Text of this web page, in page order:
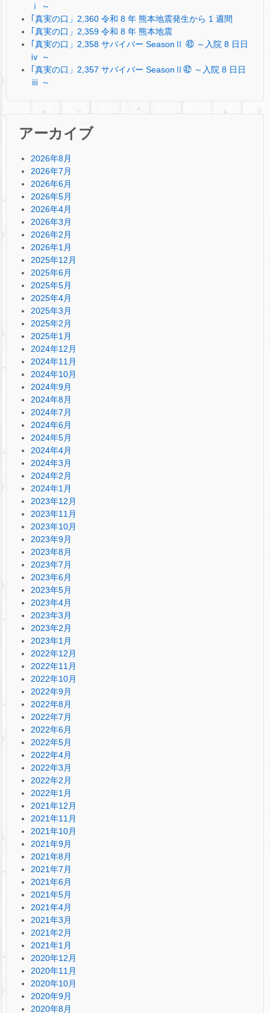
ⅰ ～
｢真実の口」2,360 令和 8 年 熊本地震発生から 1 週間
｢真実の口」2,359 令和 8 年 熊本地震
｢真実の口」2,358 サバイバー SeasonⅡ ㊸ ～入院 8 日日
ⅳ ～
｢真実の口」2,357 サバイバー SeasonⅡ㊷ ～入院 8 日日
ⅲ ～
アーカイブ
2026年8月
2026年7月
2026年6月
2026年5月
2026年4月
2026年3月
2026年2月
2026年1月
2025年12月
2025年6月
2025年5月
2025年4月
2025年3月
2025年2月
2025年1月
2024年12月
2024年11月
2024年10月
2024年9月
2024年8月
2024年7月
2024年6月
2024年5月
2024年4月
2024年3月
2024年2月
2024年1月
2023年12月
2023年11月
2023年10月
2023年9月
2023年8月
2023年7月
2023年6月
2023年5月
2023年4月
2023年3月
2023年2月
2023年1月
2022年12月
2022年11月
2022年10月
2022年9月
2022年8月
2022年7月
2022年6月
2022年5月
2022年4月
2022年3月
2022年2月
2022年1月
2021年12月
2021年11月
2021年10月
2021年9月
2021年8月
2021年7月
2021年6月
2021年5月
2021年4月
2021年3月
2021年2月
2021年1月
2020年12月
2020年11月
2020年10月
2020年9月
2020年8月